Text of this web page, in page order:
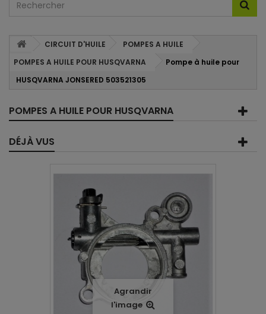
CIRCUIT D'HUILE
POMPES A HUILE
POMPES A HUILE POUR HUSQVARNA
Pompe à huile pour
HUSQVARNA JONSERED 503521305
POMPES A HUILE POUR HUSQVARNA
DÉJÀ VUS
Agrandir
l'image